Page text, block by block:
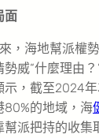
面
，海地幫派權
威“什麼理由
示，截至2024
80%的地域，海
幫派把持的收集